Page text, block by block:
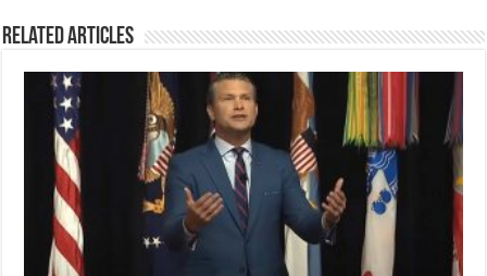
Related Articles